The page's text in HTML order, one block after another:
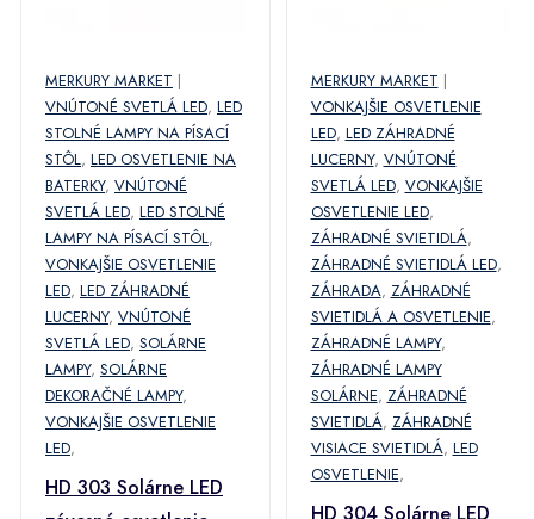
MERKURY MARKET |
VNÚTONÉ SVETLÁ LED, LED
STOLNÉ LAMPY NA PÍSACÍ
STÔL, LED OSVETLENIE NA
BATERKY, VNÚTONÉ
SVETLÁ LED, LED STOLNÉ
LAMPY NA PÍSACÍ STÔL,
VONKAJŠIE OSVETLENIE
LED, LED ZÁHRADNÉ
LUCERNY, VNÚTONÉ
SVETLÁ LED, SOLÁRNE
LAMPY, SOLÁRNE
DEKORAČNÉ LAMPY,
VONKAJŠIE OSVETLENIE
LED,
HD 303 Solárne LED
MERKURY MARKET |
VONKAJŠIE OSVETLENIE
LED, LED ZÁHRADNÉ
LUCERNY, VNÚTONÉ
SVETLÁ LED, VONKAJŠIE
OSVETLENIE LED,
ZÁHRADNÉ SVIETIDLÁ,
ZÁHRADNÉ SVIETIDLÁ LED,
ZÁHRADA, ZÁHRADNÉ
SVIETIDLÁ A OSVETLENIE,
ZÁHRADNÉ LAMPY,
ZÁHRADNÉ LAMPY
SOLÁRNE, ZÁHRADNÉ
SVIETIDLÁ, ZÁHRADNÉ
VISIACE SVIETIDLÁ, LED
OSVETLENIE,